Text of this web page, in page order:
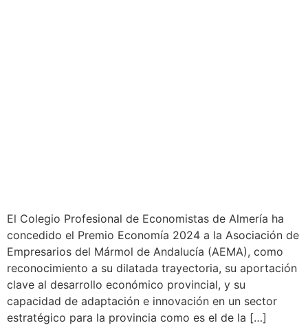
El Colegio Profesional de Economistas de Almería ha
concedido el Premio Economía 2024 a la Asociación de
Empresarios del Mármol de Andalucía (AEMA), como
reconocimiento a su dilatada trayectoria, su aportación
clave al desarrollo económico provincial, y su
capacidad de adaptación e innovación en un sector
estratégico para la provincia como es el de la […]